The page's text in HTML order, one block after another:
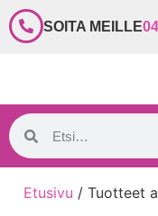
SOITA MEILLE
Etusivu / Tuotteet